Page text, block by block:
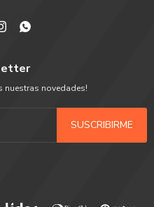

nuestras novedades!
SUSCRIBIRME